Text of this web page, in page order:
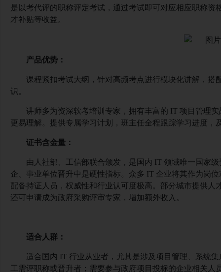
是以考代评的职称评定考试，通过考试即可对应相应职称
才补贴等收益。
产品优势：
课程紧扣考试大纲，针对高频考点进行模块化讲解，
识。
讲师多为资深软考培训专家，拥有丰富的 IT 项目管理
更易理解。提供专属学习计划，班主任全程跟踪学习进度，
证书含金量：
由人社部、工信部联合颁发，是国内 IT 领域唯一国家
企、事业单位晋升中是硬性指标。众多 IT 企业将其作为岗
配备持证人员，权威性和行业认可度极高。部分城市提供
还可申请成为政府采购评审专家，增加额外收入。
适合人群：
适合国内 IT 行业从业者，尤其是涉及项目管理、系统
工需评职称或晋升者；需要参与政府项目投标的企业相关